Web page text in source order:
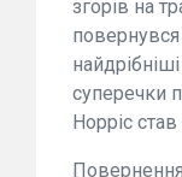
згорів на
суперечки
Норріс